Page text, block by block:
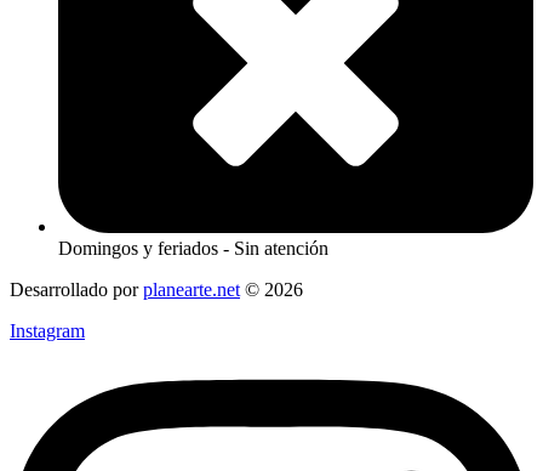
Domingos y feriados - Sin atención
Desarrollado porplanearte.net© 2026
Instagram